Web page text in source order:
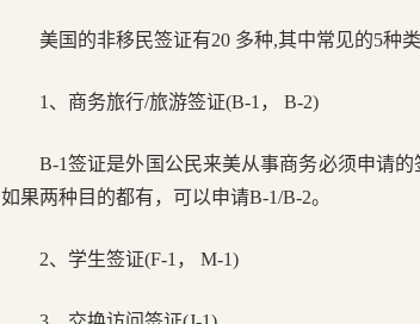
美国的非移民签证有20 多种,其中常见的5种
1、商务旅行/旅游签证(B-1， B-2)
B-1签证是外国公民来美从事商务必须申请
如果两种目的都有，可以申请B-1/B-2。
2、学生签证(F-1， M-1)